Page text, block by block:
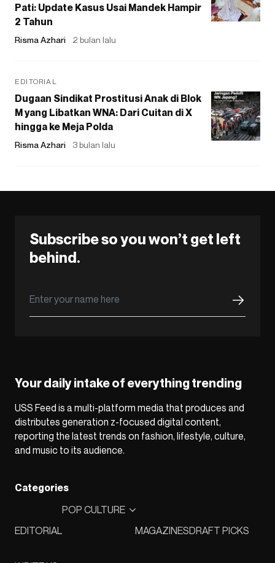
Pati: Update Kasus Usai Mandek Hampir
2 Tahun
Risma Azhari 2 bulan lalu
EDITORIAL
Dugaan Sindikat Prostitusi Anak di Blok
M yang Libatkan WNA: Dari Cuitan di X
hingga ke Meja Polda
Risma Azhari 3 bulan lalu
Subscribe so you won’t get left
behind.
Your daily intake of everything trending
USS Feed is a multi-platform media that produces and
distributes generation z-focused digital content,
reporting the latest trends on fashion, lifestyle, culture,
and music to its audience.
Categories
EDITORIAL
POP CULTURE
MAGAZINESDRAFT PICKS